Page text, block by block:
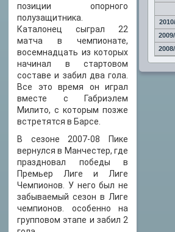
позиции опорного
полузащитника.
Каталонец сыграл 22
матча в чемпионате,
восемнадцать из которых
начинал в стартовом
составе и забил два гола.
Все это время он играл
вместе с Габриэлем
Милито, с которым позже
встретятся в Барсе.
В сезоне 2007-08 Пике
вернулся в Манчестер, где
праздновал победы в
Премьер Лиге и Лиге
Чемпионов. У него был не
забываемый сезон в Лиге
чемпионов. особенно на
групповом этапе и забил 2